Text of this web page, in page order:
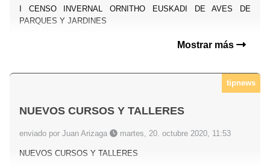
I CENSO INVERNAL ORNITHO EUSKADI DE AVES DE
PARQUES Y JARDINES
Mostrar más
tipnews
NUEVOS CURSOS Y TALLERES
enviado por Juan Arizaga martes, 20. octubre 2020, 11:53
NUEVOS CURSOS Y TALLERES